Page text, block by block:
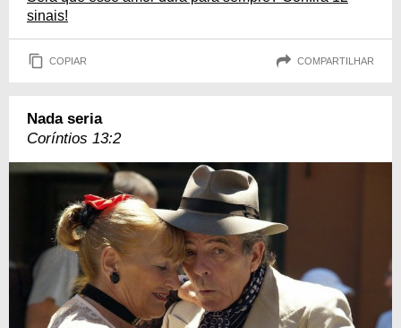
sinais!
COPIAR COMPARTILHAR
Nada seria
Coríntios 13:2